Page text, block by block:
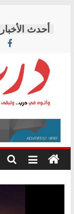
content
درب
وأتوه
درب..
وتبقى
هي